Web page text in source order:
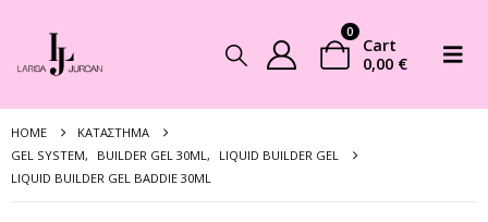
0
Cart
0,00 €
HOME
ΚΑΤΆΣΤΗΜΑ
GEL SYSTEM, BUILDER GEL 30ML,
LIQUID BUILDER GEL
LIQUID BUILDER GEL BADDIE 30ML